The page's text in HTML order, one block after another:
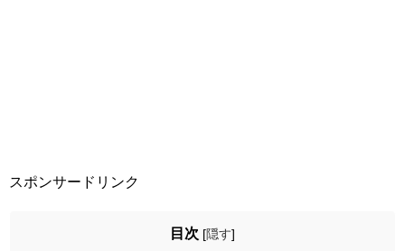
スポンサードリンク
目次 [隠す]